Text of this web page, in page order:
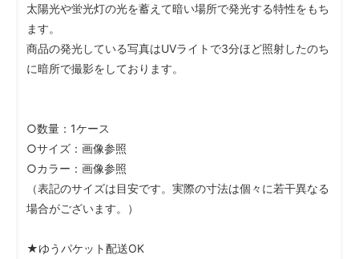
太陽光や蛍光灯の光を蓄えて暗い場所で発光する特性をもち
ます。
商品の発光している写真はUVライトで3分ほど照射したのち
に暗所で撮影をしております。
○数量：1ケース
○サイズ：画像参照
○カラー：画像参照
（表記のサイズは目安です。実際の寸法は個々に若干異なる
場合がございます。）
★ゆうパケット配送OK